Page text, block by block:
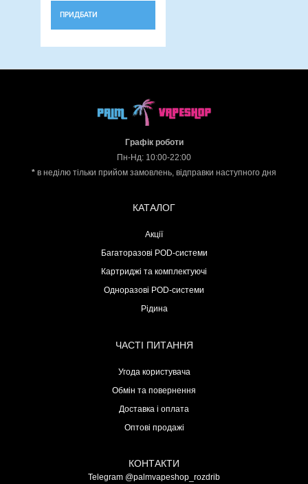
ПРИДБАТИ
Графік роботи
Пн-Нд: 10:00-22:00
* в неділю тільки прийом замовлень, відправки наступного дня
КАТАЛОГ
Акції
Багаторазові POD-системи
Картриджі та комплектуючі
Одноразові POD-системи
Рідина
ЧАСТІ ПИТАННЯ
Угода користувача
Обмін та повернення
Доставка і оплата
Оптові продажі
КОНТАКТИ
Telegram @palmvapeshop_rozdrib